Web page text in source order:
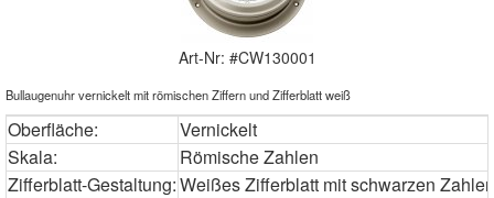
Art-Nr: #CW130001
Bullaugenuhr vernickelt mit römischen Ziffern und Zifferblatt weiß
Oberfläche:
Vernickelt
Skala:
Römische Zahlen
Zifferblatt-Gestaltung:Weißes Zifferblatt mit schwarzen Zahlen